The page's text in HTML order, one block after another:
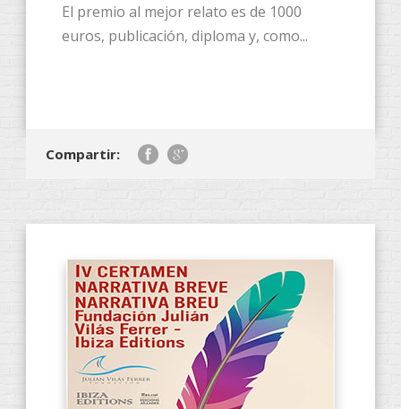
El premio al mejor relato es de 1000
euros, publicación, diploma y, como...
Compartir: